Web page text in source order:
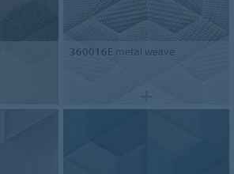
360016E metal weave